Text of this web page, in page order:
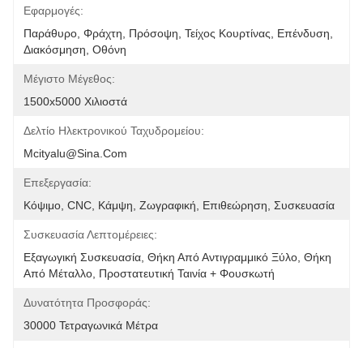
Εφαρμογές:
Παράθυρο, Φράχτη, Πρόσοψη, Τείχος Κουρτίνας, Επένδυση,
Διακόσμηση, Οθόνη
Μέγιστο Μέγεθος:
1500x5000 Χιλιοστά
Δελτίο Ηλεκτρονικού Ταχυδρομείου:
Mcityalu@sina.com
Επεξεργασία:
Κόψιμο, CNC, Κάμψη, Ζωγραφική, Επιθεώρηση, Συσκευασία
Συσκευασία Λεπτομέρειες:
Εξαγωγική Συσκευασία, Θήκη Από Αντιγραμμικό Ξύλο, Θήκη
Από Μέταλλο, Προστατευτική Ταινία + Φουσκωτή
Δυνατότητα Προσφοράς:
30000 Τετραγωνικά Μέτρα